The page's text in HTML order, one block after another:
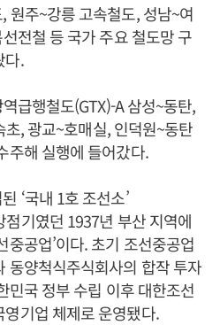
원주~강릉 고속철도, 성남~여
전철 등 국가 주요 철도망 구
다.
급행철도(GTX)-A 삼성~동탄,
, 광교~호매실, 인덕원~동탄
주해 실행에 들어갔다.
‘국내 1호 조선소’
기였던 1937년 부산 지역에
중공업’이다. 초기 조선중공업
동양척식주식회사의 합작 투자
민국 정부 수립 이후 대한조선
기업 체제로 운영됐다.